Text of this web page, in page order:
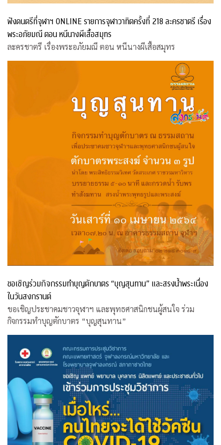
ฟังดนตรีที่จุฬาฯ ONLINE รายการจุฬาวาทิตครั้งที่ 218 ละครชาตรี เรื่อง
พระอภัยมณี ตอน หนีนางผีเสื้อสมุทร
ละครชาตรี เรื่องพระอภัยมณี ตอน หนีนางผีเสื้อสมุทร
ขอเชิญร่วมกิจกรรมทำบุญตักบาตร “บุญสุนทาน” และสรงน้ำพระเนื่อง
ในวันสงกรานต์
ขอเชิญประชาคมชาวจุฬาฯ และพุทธศาสนิกชนผู้สนใจ ร่วม
กิจกรรมทำบุญตักบาตร “บุญสุนทาน”